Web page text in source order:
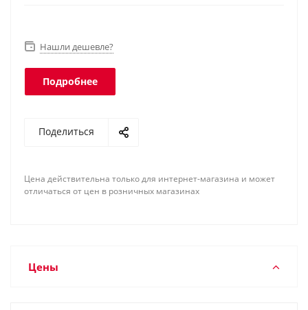
Нашли дешевле?
Подробнее
Поделиться
Цена действительна только для интернет-магазина и может
отличаться от цен в розничных магазинах
Цены